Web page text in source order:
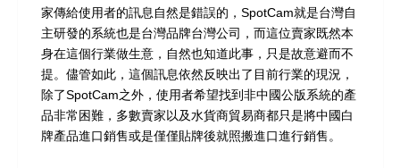
家傳給使用者的訊息自然是錯誤的，SpotCam就是台灣自
主研發的系統也是台灣品牌台灣公司，而這位賣家既然本
身在這個行業做生意，自然也知道此事，只是故意避而不
提。儘管如此，這個訊息依然反映出了目前行業的現況，
除了SpotCam之外，使用者希望找到非中國公版系統的產
品非常困難，多數賣家以及水貨商貿易商都只是將中國白
牌產品進口銷售或是僅僅貼牌後就照搬進口進行銷售。